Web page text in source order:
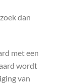
dan
met een
wordt
van